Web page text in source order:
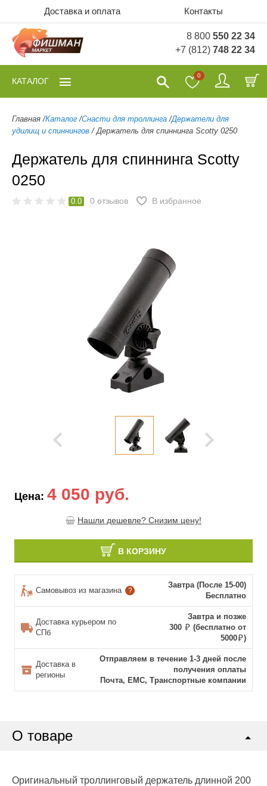
Доставка и оплата Контакты
8 800 550 22 34
+7 (812) 748 22 34
0
КАТАЛОГ
Главная /Каталог /Снасти для троллинга /Держатели для
удилищ и спиннингов /Держатель для спиннинга Scotty 0250
Держатель для спиннинга Scotty
0250
0.0 0 отзывов В избранное
Цена: 4 050 руб.
Нашли дешевле? Снизим цену!
В КОРЗИНУ
Самовывоз из магазина ?
Завтра (После 15-00)
Бесплатно
Доставка курьером по
СПб
Завтра и позже
300
(бесплатно от
5000
)
Доставка в
регионы
Отправляем в течение 1-3 дней после
получения оплаты
Почта, ЕМС, Транспортные компании
О товаре
Оригинальный троллинговый держатель длинной 200